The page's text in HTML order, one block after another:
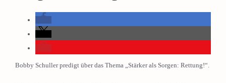
Bobby Schuller predigt über das Thema „Stärker als Sorgen: Rettung!“.